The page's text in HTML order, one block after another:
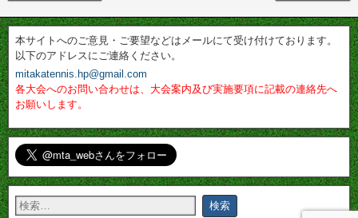
本サイトへのご意見・ご要望などはメールにて受け付けております。
以下のアドレスにご連絡ください。
mitakatennis.hp@gmail.com
各大会へのお問い合わせは、大会案内及び実施要項に記載の連絡先へ
お願いします。